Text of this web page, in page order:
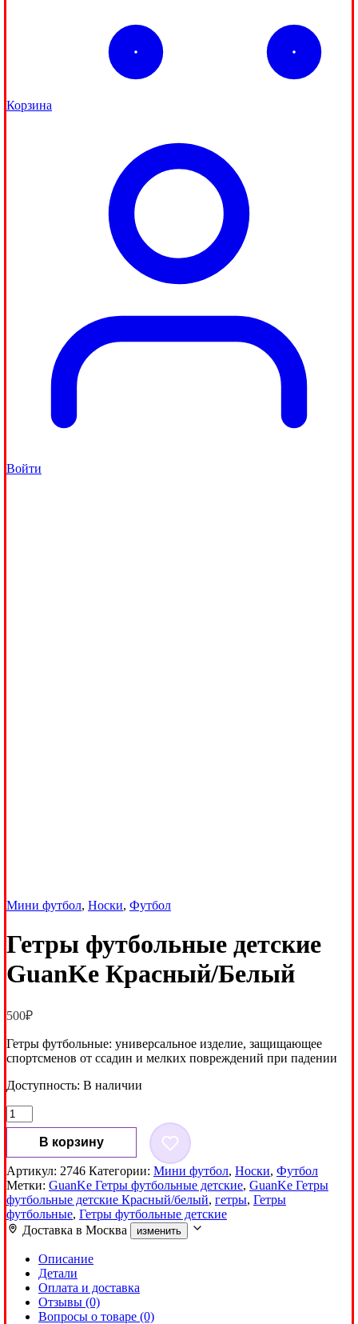
Корзина
Войти
Мини футбол, Носки, Футбол
Гетры футбольные детские
GuanKe Красный/Белый
500₽
Гетры футбольные: универсальное изделие, защищающее
спортсменов от ссадин и мелких повреждений при падении
Доступность: В наличии
Количество
товара
футбольные
детские
GuanKe
Красный/
Белый
В корзину
Артикул: 2746 Категории: Мини футбол, Носки, Футбол
Метки: GuanKe Гетры футбольные детские, GuanKe Гетры
футбольные детские Красный/белый, гетры, Гетры
футбольные, Гетры футбольные детские
Доставка в Москва изменить
Описание
Детали
Оплата и доставка
Отзывы (0)
Вопросы о товаре (0)